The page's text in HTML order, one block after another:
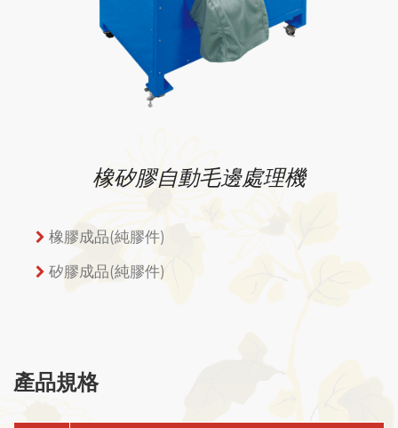
橡矽膠自動毛邊處理機
橡膠成品(純膠件)
矽膠成品(純膠件)
產品規格